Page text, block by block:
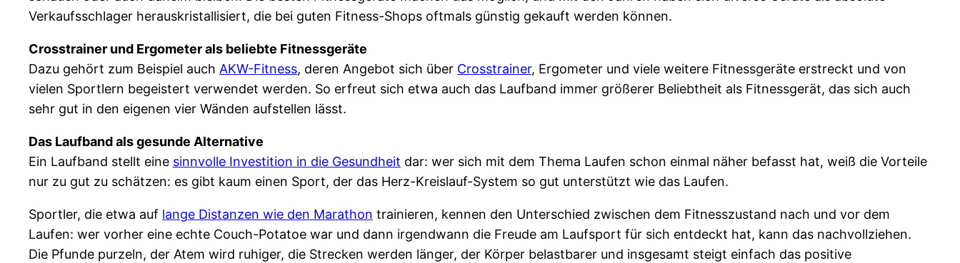
Verkaufsschlager herauskristallisiert, die bei guten Fitness-Shops oftmals günstig gekauft werden können.
Crosstrainer und Ergometer als beliebte Fitnessgeräte
Dazu gehört zum Beispiel auch AKW-Fitness, deren Angebot sich über Crosstrainer, Ergometer und viele weitere Fitnessgeräte erstreckt und von
vielen Sportlern begeistert verwendet werden. So erfreut sich etwa auch das Laufband immer größerer Beliebtheit als Fitnessgerät, das sich auch
sehr gut in den eigenen vier Wänden aufstellen lässt.
Das Laufband als gesunde Alternative
Ein Laufband stellt eine sinnvolle Investition in die Gesundheit dar: wer sich mit dem Thema Laufen schon einmal näher befasst hat, weiß die Vorteile
nur zu gut zu schätzen: es gibt kaum einen Sport, der das Herz-Kreislauf-System so gut unterstützt wie das Laufen.
Sportler, die etwa auf lange Distanzen wie den Marathon trainieren, kennen den Unterschied zwischen dem Fitnesszustand nach und vor dem
Laufen: wer vorher eine echte Couch-Potatoe war und dann irgendwann die Freude am Laufsport für sich entdeckt hat, kann das nachvollziehen.
Die Pfunde purzeln, der Atem wird ruhiger, die Strecken werden länger, der Körper belastbarer und insgesamt steigt einfach das positive